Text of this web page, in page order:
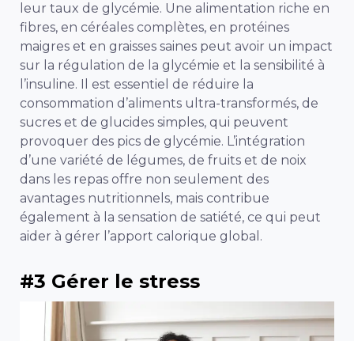
leur taux de glycémie. Une alimentation riche en
fibres, en céréales complètes, en protéines
maigres et en graisses saines peut avoir un impact
sur la régulation de la glycémie et la sensibilité à
l’insuline. Il est essentiel de réduire la
consommation d’aliments ultra-transformés, de
sucres et de glucides simples, qui peuvent
provoquer des pics de glycémie. L’intégration
d’une variété de légumes, de fruits et de noix
dans les repas offre non seulement des
avantages nutritionnels, mais contribue
également à la sensation de satiété, ce qui peut
aider à gérer l’apport calorique global.
#3 Gérer le stress